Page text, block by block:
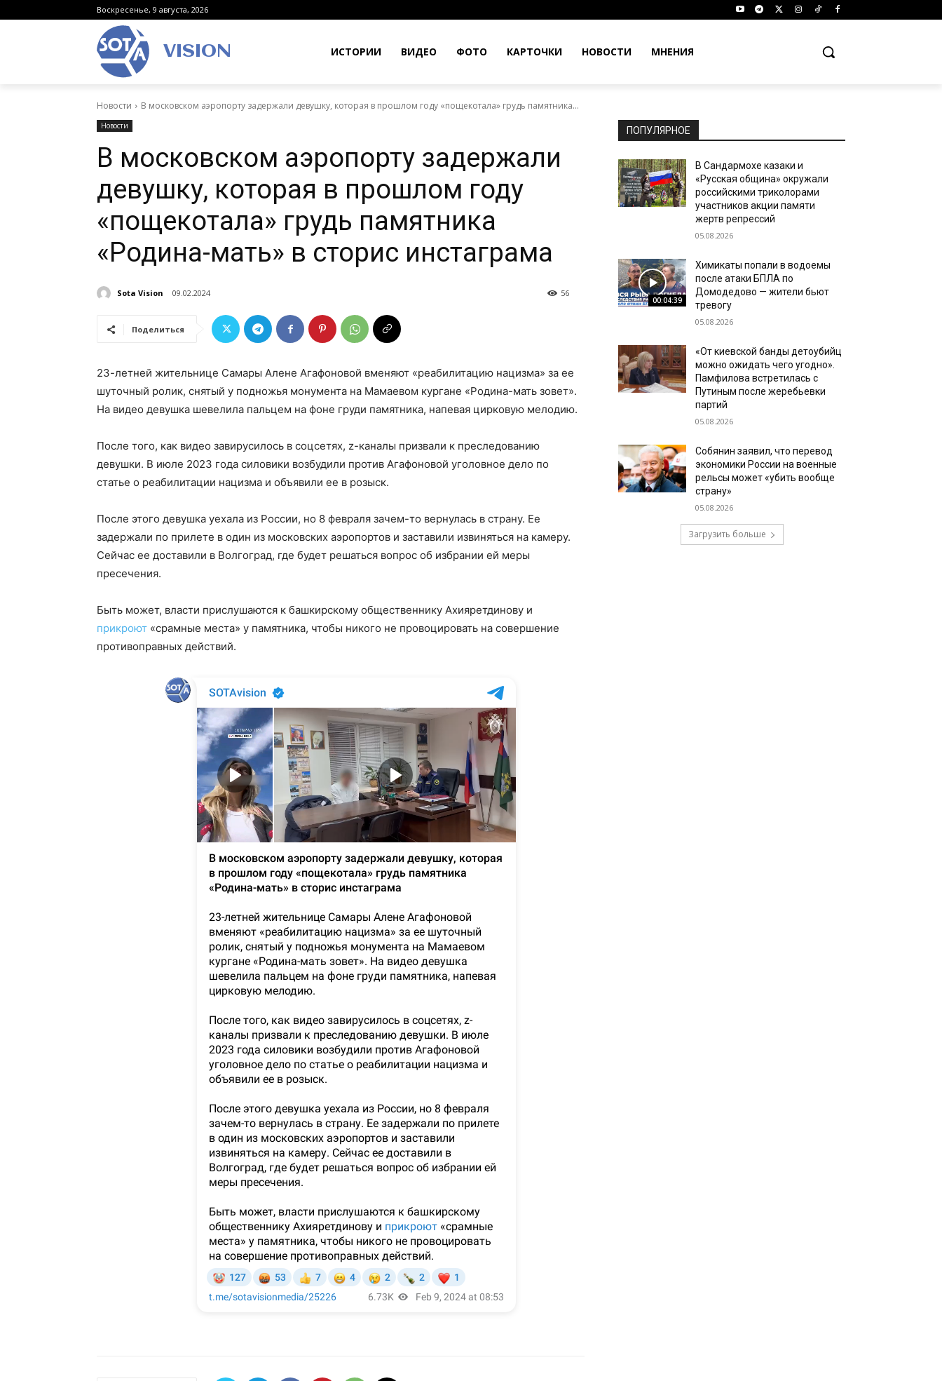
Воскресенье, 9 августа, 2026
VISION ИСТОРИИ ВИДЕО ФОТО КАРТОЧКИ НОВОСТИ МНЕНИЯ
Новости В московском аэропорту задержали девушку, которая в прошлом году «пощекотала» грудь памятника...
Новости
В московском аэропорту задержали
девушку, которая в прошлом году
«пощекотала» грудь памятника
«Родина-мать» в сторис инстаграма
Sota Vision 09.02.2024 56
Поделиться
23-летней жительнице Самары Алене Агафоновой вменяют «реабилитацию нацизма» за ее
шуточный ролик, снятый у подножья монумента на Мамаевом кургане «Родина-мать зовет».
На видео девушка шевелила пальцем на фоне груди памятника, напевая цирковую мелодию.
После того, как видео завирусилось в соцсетях, z-каналы призвали к преследованию
девушки. В июле 2023 года силовики возбудили против Агафоновой уголовное дело по
статье о реабилитации нацизма и объявили ее в розыск.
После этого девушка уехала из России, но 8 февраля зачем-то вернулась в страну. Ее
задержали по прилете в один из московских аэропортов и заставили извиняться на камеру.
Сейчас ее доставили в Волгоград, где будет решаться вопрос об избрании ей меры
пресечения.
Быть может, власти прислушаются к башкирскому общественнику Ахияретдинову и
прикроют «срамные места» у памятника, чтобы никого не провоцировать на совершение
противоправных действий.
ПОПУЛЯРНОЕ
В Сандармохе казаки и
«Русская община» окружали
российскими триколорами
участников акции памяти
жертв репрессий
05.08.2026
00:04:39
Химикаты попали в водоемы
после атаки БПЛА по
Домодедово — жители бьют
тревогу
05.08.2026
«От киевской банды детоубийц
можно ожидать чего угодно».
Памфилова встретилась с
Путиным после жеребьевки
партий
05.08.2026
Собянин заявил, что перевод
экономики России на военные
рельсы может «убить вообще
страну»
05.08.2026
Загрузить больше